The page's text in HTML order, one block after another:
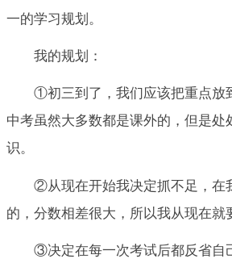
一的学习规划。
我的规划：
①初三到了，我们应该把重点放
中考虽然大多数都是课外的，但是处
识。
②从现在开始我决定抓不足，在
的，分数相差很大，所以我从现在就
③决定在每一次考试后都反省自